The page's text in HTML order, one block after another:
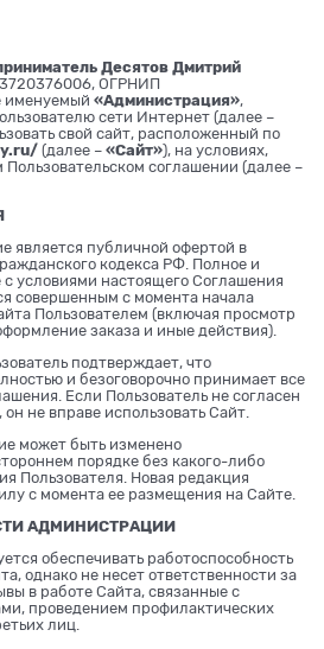
Десятов Дмитрий
ОГРНИП
именуемый «Администрация»,
сети Интернет (далее –
свой сайт, расположенный по
(далее – «Сайт»), на условиях,
соглашении (далее –
является публичной офертой в
кодекса РФ. Полное и
с условиями настоящего Соглашения
совершенным с момента начала
Пользователем (включая просмотр
заказа и иные действия).
подтверждает, что
и безоговорочно принимает все
Если Пользователь не согласен
не вправе использовать Сайт.
может быть изменено
порядке без какого-либо
Пользователя. Новая редакция
с момента ее размещения на Сайте.
АДМИНИСТРАЦИИ
обеспечивать работоспособность
однако не несет ответственности за
в работе Сайта, связанные с
проведением профилактических
лиц.